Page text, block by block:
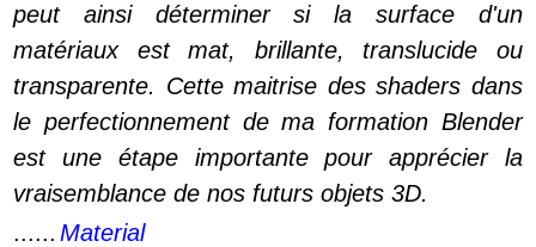
peut ainsi déterminer si la surface d'un
matériaux est mat, brillante, translucide ou
transparente. Cette maitrise des shaders dans
le perfectionnement de ma formation Blender
est une étape importante pour apprécier la
vraisemblance de nos futurs objets 3D.
...... Material